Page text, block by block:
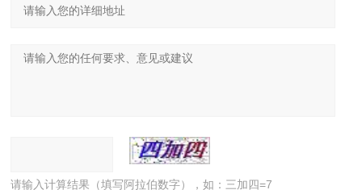
请输入计算结果（填写阿拉伯数字），如：三加四=7